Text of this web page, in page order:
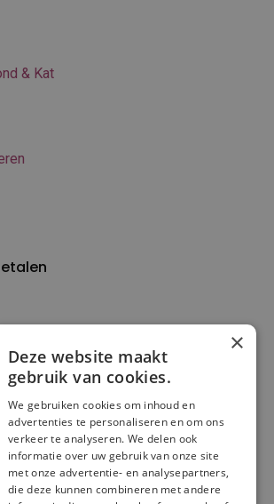
& Kat
policy
×
Deze website maakt
gebruik van cookies.
We gebruiken cookies om inhoud en
advertenties te personaliseren en om ons
verkeer te analyseren. We delen ook
informatie over uw gebruik van onze site
met onze advertentie- en analysepartners,
die deze kunnen combineren met andere